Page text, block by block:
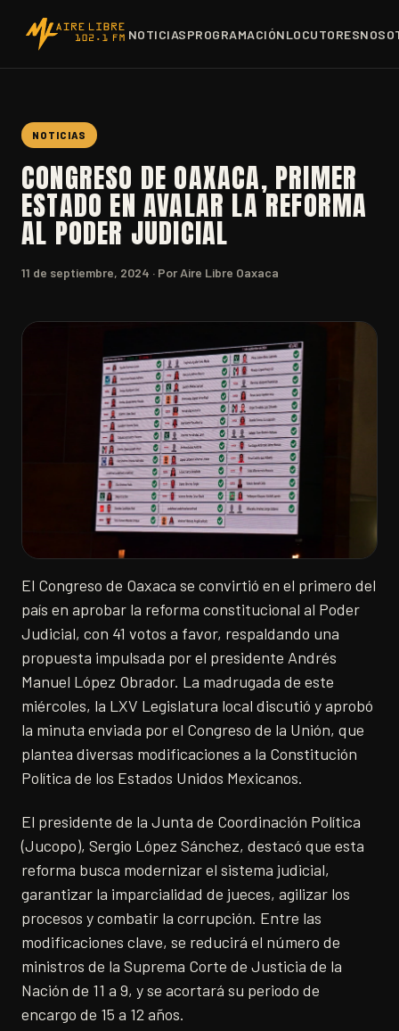
NOTICIASPROGRAMACIÓNLOCUTORES
NOTICIAS
CONGRESO DE OAXACA, PRIMER
ESTADO EN AVALAR LA REFORMA
AL PODER JUDICIAL
11 de septiembre, 2024 · Por Aire Libre Oaxaca
El Congreso de Oaxaca se convirtió en el primero del
país en aprobar la reforma constitucional al Poder
Judicial, con 41 votos a favor, respaldando una
propuesta impulsada por el presidente Andrés
Manuel López Obrador. La madrugada de este
miércoles, la LXV Legislatura local discutió y aprobó
la minuta enviada por el Congreso de la Unión, que
plantea diversas modificaciones a la Constitución
Política de los Estados Unidos Mexicanos.
El presidente de la Junta de Coordinación Política
(Jucopo), Sergio López Sánchez, destacó que esta
reforma busca modernizar el sistema judicial,
garantizar la imparcialidad de jueces, agilizar los
procesos y combatir la corrupción. Entre las
modificaciones clave, se reducirá el número de
ministros de la Suprema Corte de Justicia de la
Nación de 11 a 9, y se acortará su periodo de
encargo de 15 a 12 años.